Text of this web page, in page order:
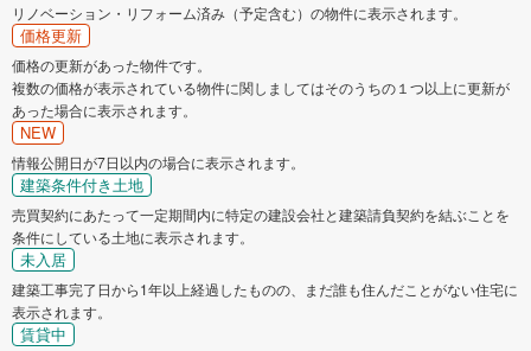
リノベーション・リフォーム済み（予定含む）の物件に表示されます。
価格更新
価格の更新があった物件です。
複数の価格が表示されている物件に関しましてはそのうちの１つ以上に更新が
あった場合に表示されます。
NEW
情報公開日が7日以内の場合に表示されます。
建築条件付き土地
売買契約にあたって一定期間内に特定の建設会社と建築請負契約を結ぶことを
条件にしている土地に表示されます。
未入居
建築工事完了日から1年以上経過したものの、まだ誰も住んだことがない住宅に
表示されます。
賃貸中